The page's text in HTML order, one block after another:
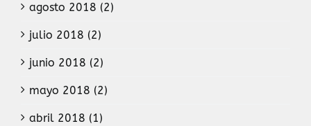
agosto 2018 (2)
julio 2018 (2)
junio 2018 (2)
mayo 2018 (2)
abril 2018 (1)